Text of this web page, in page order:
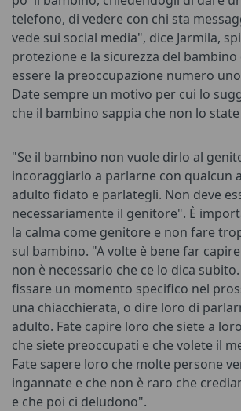
telefono, di vedere con chi sta
vede sui social media", dice Jarmila,
protezione e la sicurezza del
essere la preoccupazione numero
Date sempre un motivo per cui lo
che il bambino sappia che non lo
"Se il bambino non vuole dirlo al
incoraggiarlo a parlarne con qualcun
adulto fidato e parlategli. Non deve
necessariamente il genitore". È
la calma come genitore e non fare
sul bambino. "A volte è bene far
non è necessario che ce lo dica
fissare un momento specifico nel
una chiacchierata, o dire loro di
adulto. Fate capire loro che siete a
che siete preoccupati e che volete il
Fate sapere loro che molte persone
ingannate e che non è raro che
e che poi ci deludono".